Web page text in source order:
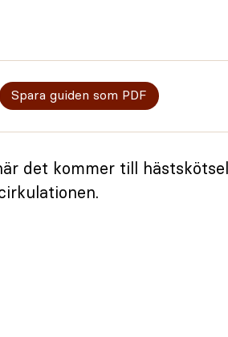
Spara guiden som PDF
det kommer till